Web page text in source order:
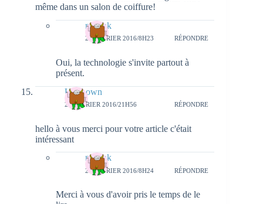
même dans un salon de coiffure!
natieak
29 FÉVRIER 2016/8H23 RÉPONDRE
Oui, la technologie s'invite partout à
présent.
Unknown
25 FÉVRIER 2016/21H56 RÉPONDRE
hello à vous merci pour votre article c'était
intéressant
natieak
29 FÉVRIER 2016/8H24 RÉPONDRE
Merci à vous d'avoir pris le temps de le